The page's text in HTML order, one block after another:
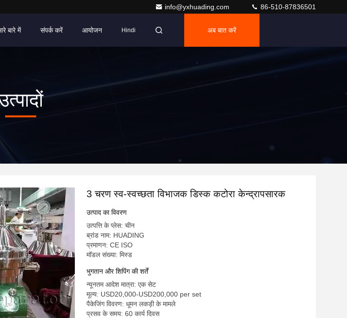
info@yxhuading.com 86-510-87836501
बारे में संपर्क करें आयोजन Hindi अब बात करें
3 चरण स्व-स्वच्छता विभाजक डिस्क कटोरा केन्द्रापसारक
उत्पाद का विवरण
उत्पत्ति के प्लेस: चीन
ब्रांड नाम: HUADING
प्रमाणन: CE ISO
मॉडल संख्या: मिस्ड
भुगतान और शिपिंग की शर्तें
न्यूनतम आदेश मात्रा: एक सेट
मूल्य: USD20,000-USD200,000 per set
पैकेजिंग विवरण: धूमन लकड़ी के मामले
प्रसव के समय: 60 कार्य दिवस